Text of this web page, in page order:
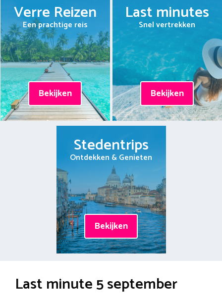
Verre Reizen
Een prachtige reis
Bekijken
Last minutes
Snel vertrekken
Bekijken
Stedentrips
Ontdekken & Genieten
Bekijken
Last minute 5 september